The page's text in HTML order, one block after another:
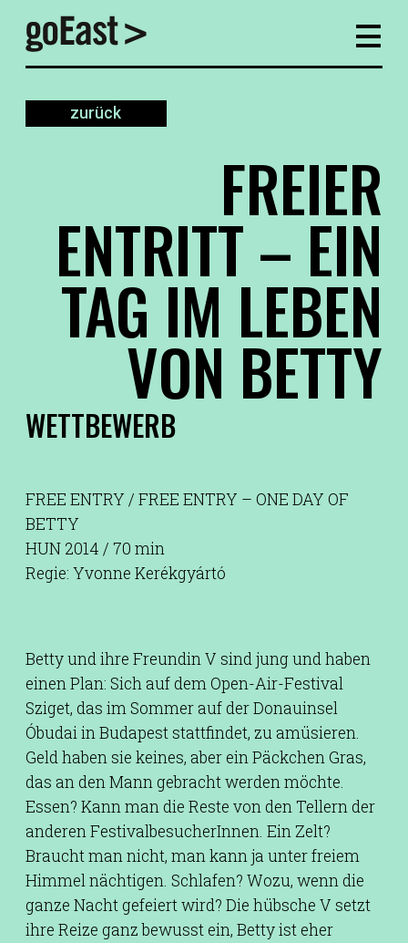
zurück
FREIER
ENTRITT – EIN
TAG IM LEBEN
VON BETTY
WETTBEWERB
FREE ENTRY / FREE ENTRY – ONE DAY OF
BETTY
HUN 2014 / 70 min
Regie: Yvonne Kerékgyártó
Betty und ihre Freundin V sind jung und haben
einen Plan: Sich auf dem Open-Air-Festival
Sziget, das im Sommer auf der Donauinsel
Óbudai in Budapest stattfindet, zu amüsieren.
Geld haben sie keines, aber ein Päckchen Gras,
das an den Mann gebracht werden möchte.
Essen? Kann man die Reste von den Tellern der
anderen FestivalbesucherInnen. Ein Zelt?
Braucht man nicht, man kann ja unter freiem
Himmel nächtigen. Schlafen? Wozu, wenn die
ganze Nacht gefeiert wird? Die hübsche V setzt
ihre Reize ganz bewusst ein, Betty ist eher